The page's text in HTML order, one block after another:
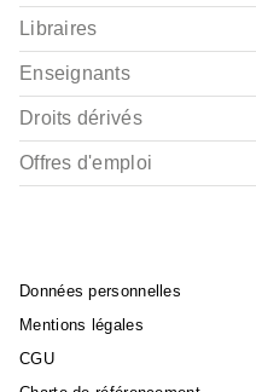
Libraires
Enseignants
Droits dérivés
Offres d'emploi
Données personnelles
Mentions légales
CGU